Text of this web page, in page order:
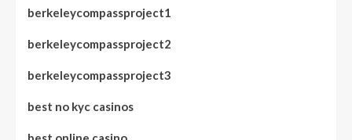
berkeleycompassproject1
berkeleycompassproject2
berkeleycompassproject3
best no kyc casinos